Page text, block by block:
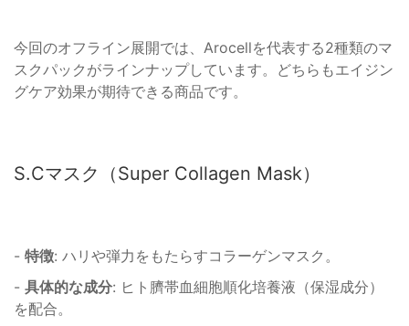
今回のオフライン展開では、Arocellを代表する2種類のマ
スクパックがラインナップしています。どちらもエイジン
グケア効果が期待できる商品です。
S.Cマスク（Super Collagen Mask）
- 特徴: ハリや弾力をもたらすコラーゲンマスク。
- 具体的な成分: ヒト臍帯血細胞順化培養液（保湿成分）
を配合。